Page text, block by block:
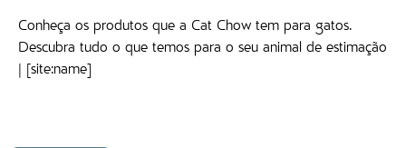
Conheça os produtos que a Cat Chow tem para gatos.
Descubra tudo o que temos para o seu animal de estimação
| [site:name]